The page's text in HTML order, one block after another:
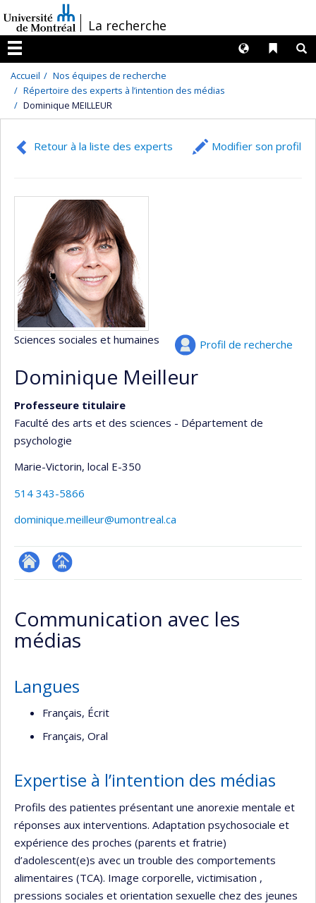
au
contenu
/La recherche
Menu
Liens
Langues
Accueil
Nos équipes de recherche
Répertoire des experts à l’intention des médias
Dominique MEILLEUR
Retour à la liste des experts Modifier son profil
Profil de recherche
Sciences sociales et humaines
Dominique Meilleur
Professeure titulaire
Faculté des arts et des sciences - Département de
psychologie
Marie-Victorin, local E-350
514 343-5866
dominique.meilleur@umontreal.ca
ResearchGate
Page
(faculté,département,école)
Communication avec les
médias
Langues
Français, Écrit
Français, Oral
Expertise à l’intention des médias
Profils des patientes présentant une anorexie mentale et
réponses aux interventions. Adaptation psychosociale et
expérience des proches (parents et fratrie)
d’adolescent(e)s avec un trouble des comportements
alimentaires (TCA). Image corporelle, victimisation ,
pressions sociales et orientation sexuelle chez des jeunes